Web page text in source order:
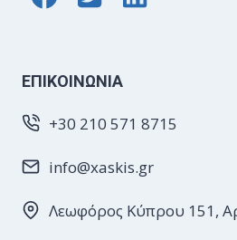
EΠΙΚΟΙΝΩΝΙΑ
+30 210 571 8715
info@xaskis.gr
Λεωφόρος Κύπρου 151,